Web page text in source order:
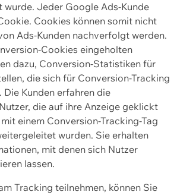
Jeder Google Ads-Kunde
Cookies können somit nicht
Ads-Kunden nachverfolgt werden.
Cookies eingeholten
dazu, Conversion-Statistiken für
die sich für Conversion-Tracking
Die Kunden erfahren die
die auf ihre Anzeige geklickt
einem Conversion-Tracking-Tag
wurden. Sie erhalten
mit denen sich Nutzer
lassen.
Tracking teilnehmen, können Sie